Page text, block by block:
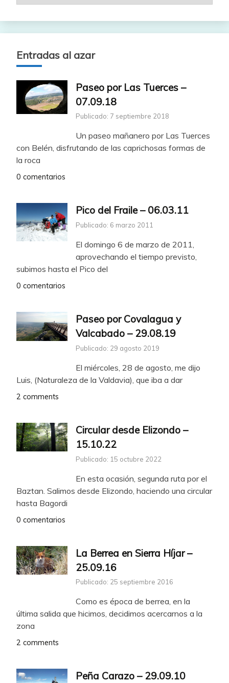
Entradas al azar
Paseo por Las Tuerces –
07.09.18
Publicado: 7 septiembre 2018
Un paseo mañanero por Las Tuerces
con Belén, disfrutando de las caprichosas formas de
la roca
0 comentarios
Pico del Fraile – 06.03.11
Publicado: 6 marzo 2011
El domingo 6 de marzo de 2011,
aprovechando el tiempo previsto,
subimos hasta el Pico del
0 comentarios
Paseo por Covalagua y
Valcabado – 29.08.19
Publicado: 29 agosto 2019
El miércoles, 28 de agosto, me dijo
Luis, (Naturaleza de la Valdavia), que iba a dar
2 comments
Circular desde Elizondo –
15.10.22
Publicado: 15 octubre 2022
En esta ocasión, segunda ruta por el
Baztan. Salimos desde Elizondo, haciendo una circular
hasta Bagordi
0 comentarios
La Berrea en Sierra Híjar –
25.09.16
Publicado: 25 septiembre 2016
Como es época de berrea, en la
última salida que hicimos, decidimos acercarnos a la
zona
2 comments
Peña Carazo – 29.09.10